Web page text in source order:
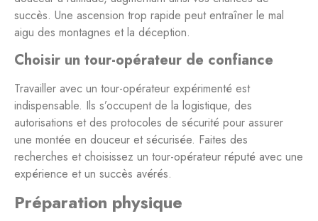
succès. Une ascension trop rapide peut entraîner le mal
aigu des montagnes et la déception.
Choisir un tour-opérateur de confiance
Travailler avec un tour-opérateur expérimenté est
indispensable. Ils s’occupent de la logistique, des
autorisations et des protocoles de sécurité pour assurer
une montée en douceur et sécurisée. Faites des
recherches et choisissez un tour-opérateur réputé avec une
expérience et un succès avérés.
Préparation physique